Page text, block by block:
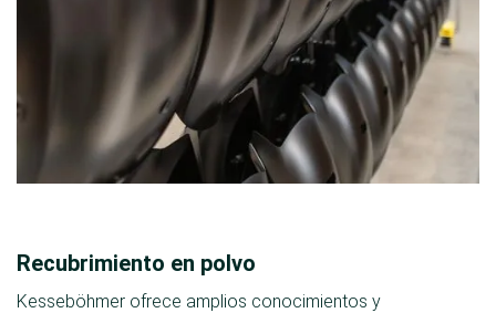
Recubrimiento en polvo
Kesseböhmer ofrece amplios conocimientos y